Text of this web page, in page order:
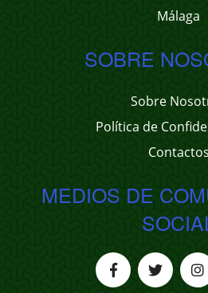
Málaga
SOBRE
Sobre
Política de
Contactos
MEDIOS DE